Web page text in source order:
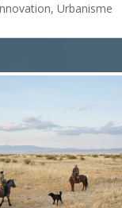
, Urbanisme